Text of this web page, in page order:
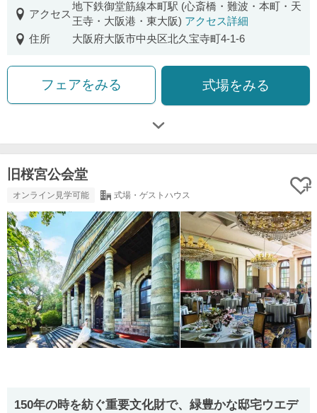
アクセス
地下鉄御堂筋線本町駅 (心斎橋・難波・本町・天
王寺・大阪港・東大阪) アクセス詳細
住所
大阪府大阪市中央区北久宝寺町4-1-6
フェアをみる 式場をみる
旧桜宮公会堂
オンライン見学可能 式場・ゲストハウス
150年の時を紡ぐ重要文化財で、緑豊かな邸宅ウエデ